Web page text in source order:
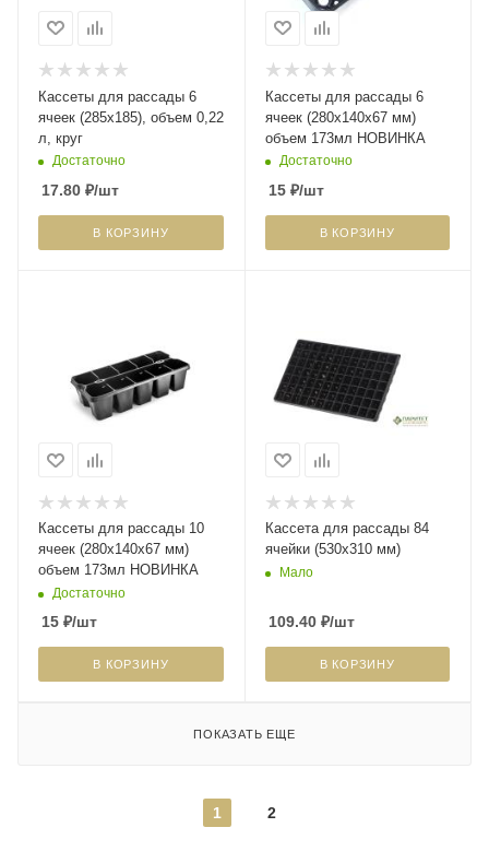
Кассеты для рассады 6
ячеек (285х185), объем 0,22
л, круг
Достаточно
17.80 ₽/шт
В КОРЗИНУ
Кассеты для рассады 6
ячеек (280х140х67 мм)
объем 173мл НОВИНКА
Достаточно
15₽/шт
В КОРЗИНУ
Кассеты для рассады 10
ячеек (280х140х67 мм)
объем 173мл НОВИНКА
Достаточно
15 ₽/шт
В КОРЗИНУ
Кассета для рассады 84
ячейки (530х310 мм)
Мало
109.40₽/шт
В КОРЗИНУ
ПОКАЗАТЬ ЕЩЕ
1 2